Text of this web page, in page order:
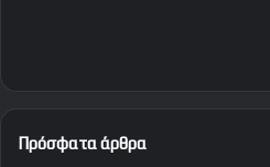
Πρόσφατα άρθρα